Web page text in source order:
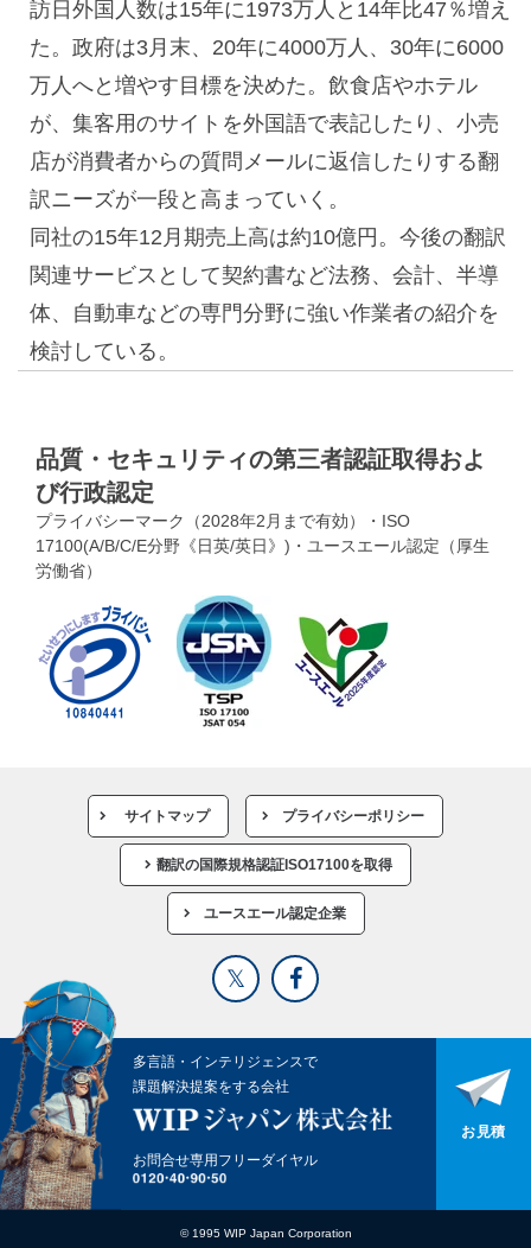
訪日外国人数は15年に1973万人と14年比47％増え
た。政府は3月末、20年に4000万人、30年に6000
万人へと増やす目標を決めた。飲食店やホテル
が、集客用のサイトを外国語で表記したり、小売
店が消費者からの質問メールに返信したりする翻
訳ニーズが一段と高まっていく。
同社の15年12月期売上高は約10億円。今後の翻訳
関連サービスとして契約書など法務、会計、半導
体、自動車などの専門分野に強い作業者の紹介を
検討している。
品質・セキュリティの第三者認証取得およ
び行政認定
プライバシーマーク（2028年2月まで有効）・ISO
17100(A/B/C/E分野《日英/英日》)・ユースエール認定（厚生
労働省）
サイトマップ プライバシーポリシー
翻訳の国際規格認証ISO17100を取得
ユースエール認定企業
多言語・インテリジェンスで
課題解決提案をする会社
お問合せ専用フリーダイヤル
お見積
© 1995 WIP Japan Corporation